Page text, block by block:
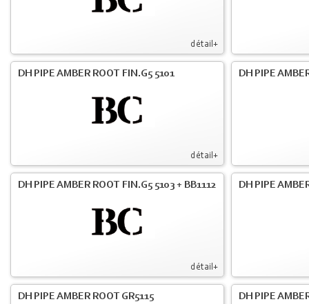
détail+
détail+
DH PIPE AMBER ROOT FIN.G5 5101 DH PIPE
détail+
DH PIPE AMBER ROOT FIN.G5 5103 + BB1112 DH PIPE
DH PIPE AMBER ROOT GR5115 DH PIPE